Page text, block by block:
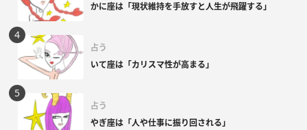
かに座は「現状維持を手放すと人生が飛躍する」
占う
いて座は「カリスマ性が高まる」
占う
やぎ座は「人や仕事に振り回される」